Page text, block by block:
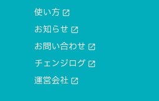
使い方 open_in_new
お知らせ open_in_new
お問い合わせ open_in_new
チェンジログ open_in_new
運営会社 open_in_new